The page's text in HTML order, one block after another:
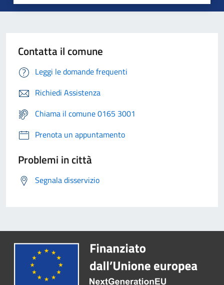
Contatta il comune
Leggi le domande frequenti
Richiedi Assistenza
Chiama il comune 0165 3001
Prenota un appuntamento
Problemi in città
Segnala disservizio